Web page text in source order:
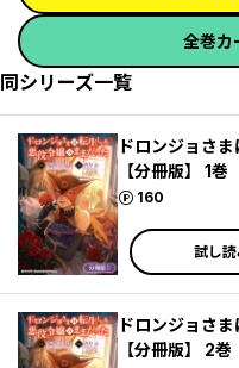
全巻カ
同シリーズ一覧
ドロンジョさ
【分冊版】 1巻
160
ポイント
試し
ドロンジョさ
【分冊版】 2巻